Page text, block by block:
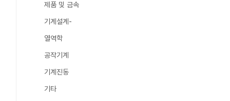
제품 및 금속
기계설계-
열역학
공작기계
기계진동
기타